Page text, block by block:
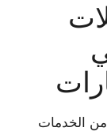
من الخدمات